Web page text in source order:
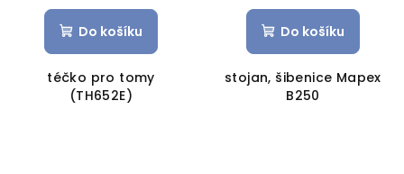
Do košíku
téčko pro tomy
(TH652E)
Do košíku
stojan, šibenice Mapex
B250